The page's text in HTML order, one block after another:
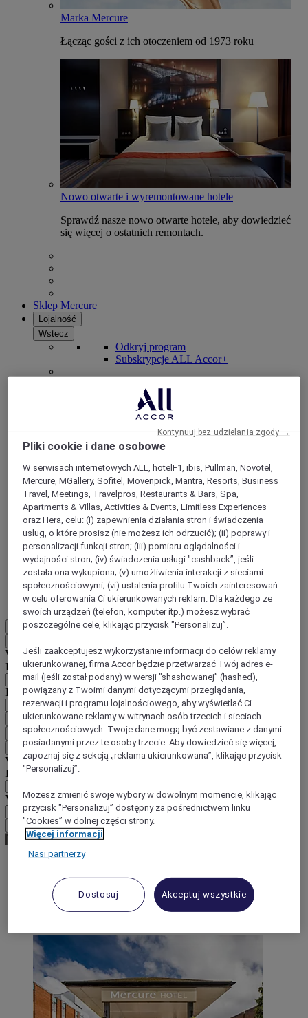
Marka Mercure
Łącząc gości z ich otoczeniem od 1973 roku
Nowo otwarte i wyremontowane hotele
Sprawdź nasze nowo otwarte hotele, aby dowiedzieć
się więcej o ostatnich remontach.
Sklep Mercure
Lojalność
Wstecz
Odkryj program
Subskrypcje ALL Accor+
ALL Accor+ Voyager
15% znizki przez cały ro k na pobyty w ponad 30
markach
DOŁĄCZ TERAZ
Więcej
Wybierz kraj i język poniżej
Region
Kraj/region-język
Potwierdź kraj i język
EUR (€)
Wstecz
Wybierz walutę poniżej
Region
Waluta
Potwierdź walutę
World
Europe
United Kingdom
Pliki cookie i dane osobowe
W serwisach internetowych ALL, hotelF1, ibis, Pullman, Novotel,
Mercure, MGallery, Sofitel, Movenpick, Mantra, Resorts, Business
Travel, Meetings, Travelpros, Restaurants & Bars, Spa,
Apartments & Villas, Activities & Events, Limitless Experiences
oraz Hera, celu: (i) zapewnienia działania stron i świadczenia
usług, o które prosisz (nie możesz ich odrzucić); (ii) poprawy i
personalizacji funkcji stron; (iii) pomiaru oglądalności i
wydajności stron; (iv) świadczenia usługi "cashback”, jeśli
została ona wykupiona; (v) umożliwienia interakcji z sieciami
społecznościowymi; (vi) ustalenia profilu Twoich zainteresowań
w celu oferowania Ci ukierunkowanych reklam. Dla każdego ze
swoich urządzeń (telefon, komputer itp.) możesz wybrać
poszczególne cele, klikając przycisk "Personalizuj”.
Jeśli zaakceptujesz wykorzystanie informacji do celów reklamy
ukierunkowanej, firma Accor będzie przetwarzać Twój adres e-
mail (jeśli został podany) w wersji "shashowanej” (hashed),
powiązany z Twoimi danymi dotyczącymi przeglądania,
rezerwacji i programu lojalnościowego, aby wyświetlać Ci
ukierunkowane reklamy w witrynach osób trzecich i sieciach
społecznościowych. Twoje dane mogą być zestawiane z danymi
posiadanymi przez te osoby trzecie. Aby dowiedzieć się więcej,
zapoznaj się z sekcją „reklama ukierunkowana”, klikając przycisk
"Personalizuj”.
Możesz zmienić swoje wybory w dowolnym momencie, klikając
przycisk "Personalizuj” dostępny za pośrednictwem linku
"Cookies” w dolnej części strony.
Więcej informacji
Nasi partnerzy
Dostosuj Akceptuj wszystkie
Kontynuuj bez udzielania zgody →